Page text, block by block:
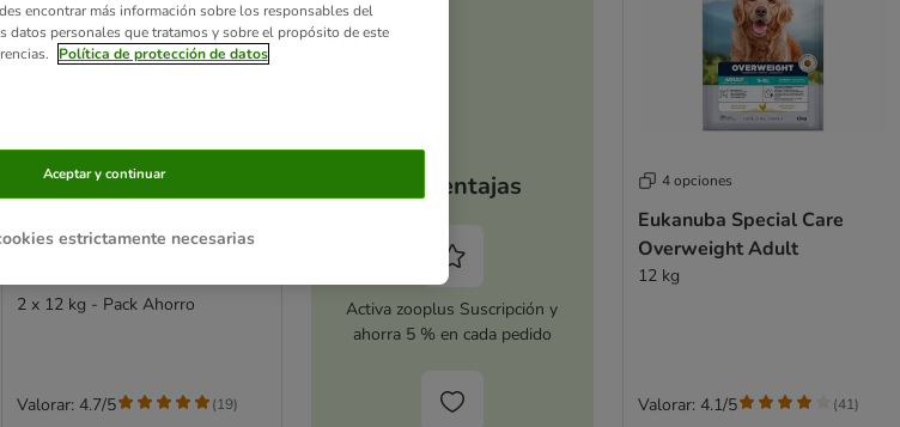
3 opciones
Mono-Protein Adult con
2 x 12 kg - Pack Ahorro
Valorar: 4.7/5 (19)
Tus ventajas
Activa zooplus Suscripción y
ahorra 5 % en cada pedido
4 opciones
Eukanuba Special Care
Overweight Adult
12 kg
Valorar: 4.1/5 (41)
encontrar más información sobre los responsables del
datos personales que tratamos y sobre el propósito de este
Política de protección de datos
estrictamente necesarias
Aceptar y continuar